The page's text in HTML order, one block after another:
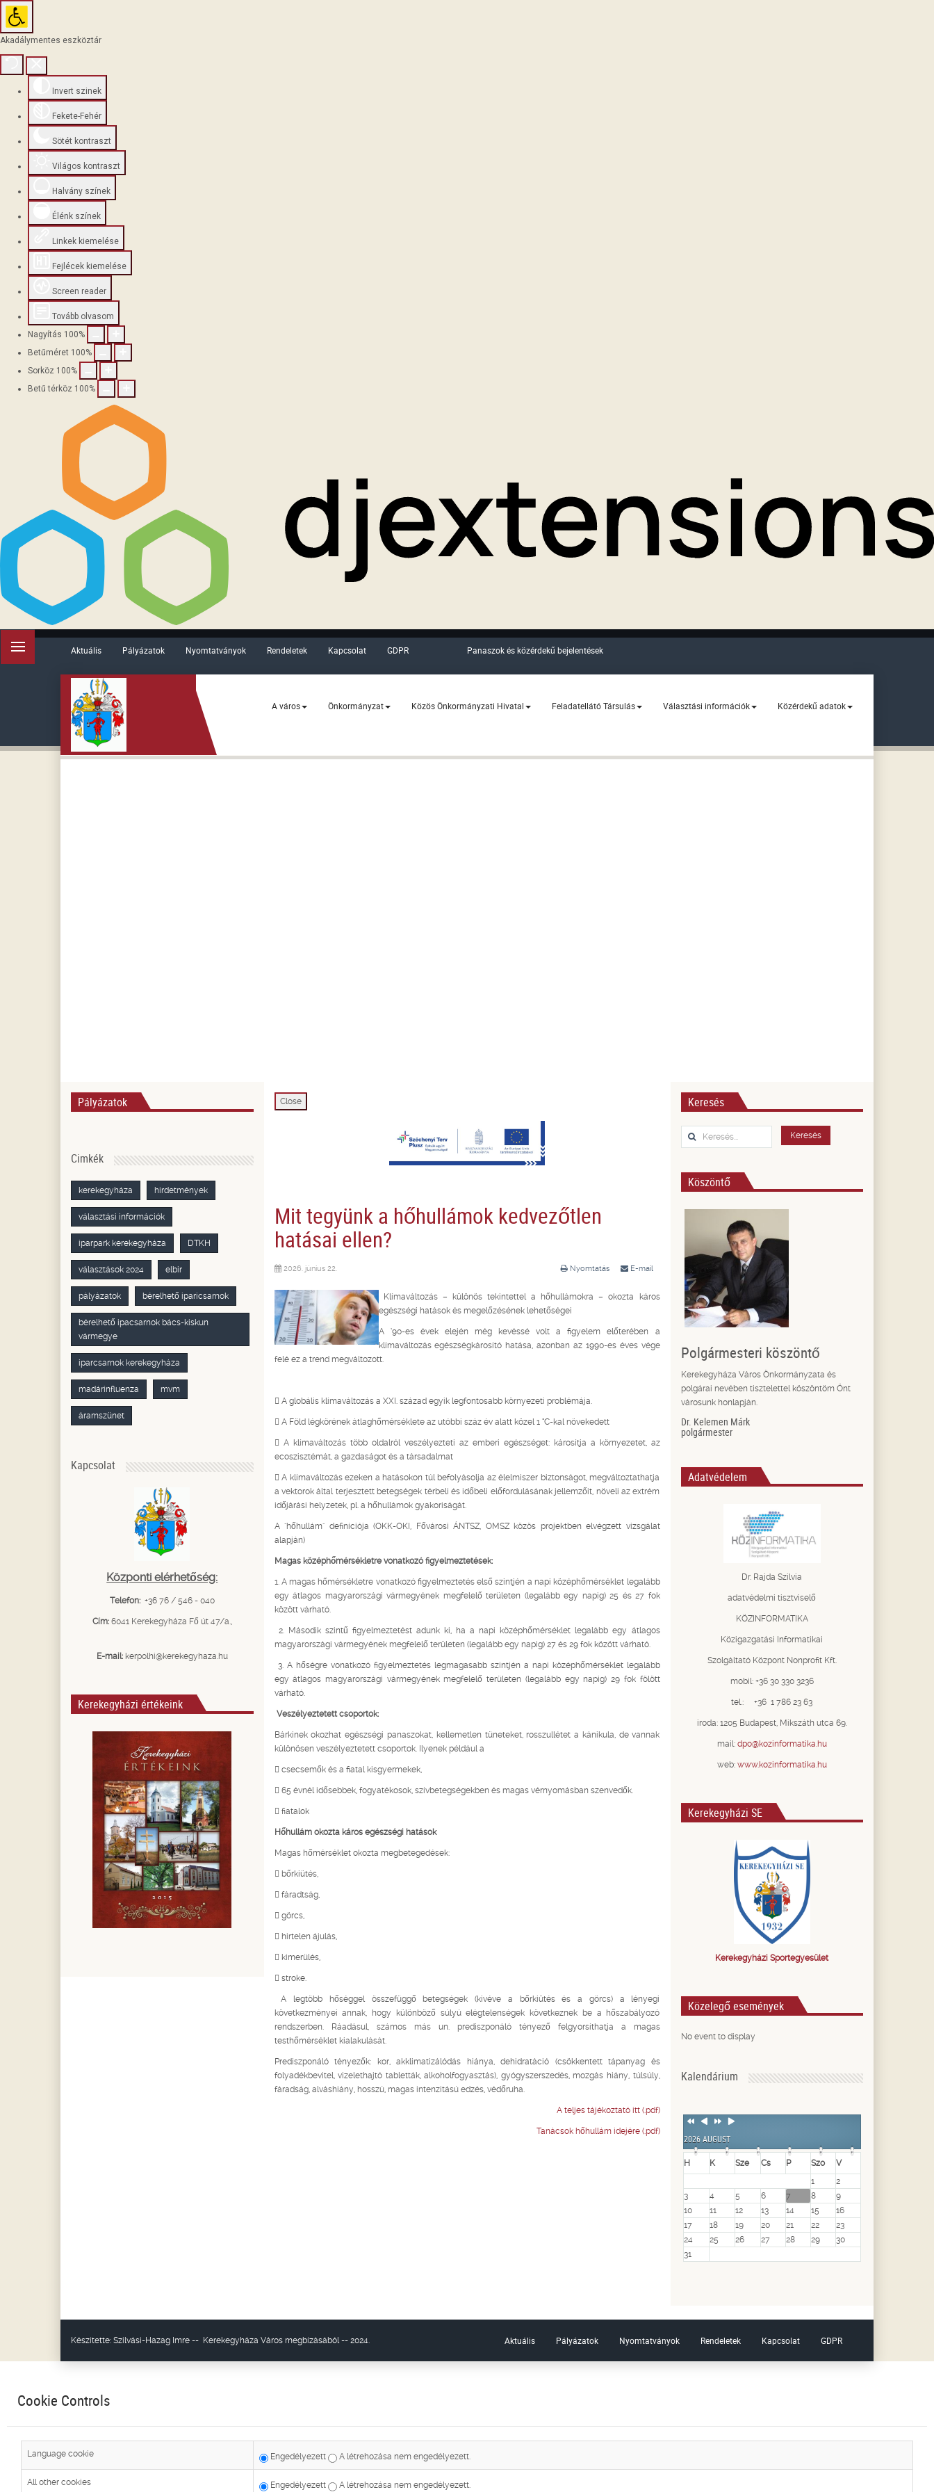
Akadálymentes eszköztár
Invert szinek
Fekete-Fehér
Sötét kontraszt
Világos kontraszt
Halvány színek
Élénk színek
Linkek kiemelése
Fejlécek kiemelése
Screen reader
Tovább olvasom
Nagyítás 100%
Betűméret 100%
Sorköz 100%
Betű térköz 100%
Aktuális Pályázatok Nyomtatványok Rendeletek Kapcsolat GDPR Panaszok és közérdekű bejelentések
A város Önkormányzat Közös Önkormányzati Hivatal Feladatellátó Társulás Választási információk Közérdekű adatok
Close
Mit tegyünk a hőhullámok kedvezőtlen
hatásai ellen?
Nyomtatás E-mail
2026. június 22.
Klímaváltozás – különös tekintettel a hőhullámokra – okozta káros
egészségi hatások és megelőzésének lehetőségei
A ’90-es évek elején még kevéssé volt a figyelem előterében a
klímaváltozás egészségkárosító hatása, azonban az 1990-es éves vége
felé ez a trend megváltozott.
 A globális klímaváltozás a XXI. század egyik legfontosabb környezeti problémája.
 A Föld légkörének átlaghőmérséklete az utóbbi száz év alatt közel 1 °C-kal növekedett
 A klímaváltozás több oldalról veszélyezteti az emberi egészséget: károsítja a környezetet, az
ecoszisztémát, a gazdaságot és a társadalmat
 A klímaváltozás ezeken a hatásokon túl befolyásolja az élelmiszer biztonságot, megváltoztathatja
a vektorok által terjesztett betegségek térbeli és időbeli előfordulásának jellemzőit, növeli az extrém
időjárási helyzetek, pl. a hőhullámok gyakoriságát.
A "hőhullám" definíciója (OKK-OKI, Fővárosi ÁNTSZ, OMSZ közös projektben elvégzett vizsgálat
alapján)
Magas középhőmérsékletre vonatkozó figyelmeztetések:
1. A magas hőmérsékletre vonatkozó figyelmeztetés első szintjén a napi középhőmérséklet legalább
egy átlagos magyarországi vármegyének megfelelő területen (legalább egy napig) 25 és 27 fok
között várható.
2. Második szintű figyelmeztetést adunk ki, ha a napi középhőmérséklet legalább egy átlagos
magyarországi vármegyének megfelelő területen (legalább egy napig) 27 és 29 fok között várható.
3. A hőségre vonatkozó figyelmeztetés legmagasabb szintjén a napi középhőmérséklet legalább
egy átlagos magyarországi vármegyének megfelelő területen (legalább egy napig) 29 fok fölött
várható.
Veszélyeztetett csoportok:
Bárkinek okozhat egészségi panaszokat, kellemetlen tüneteket, rosszullétet a kánikula, de vannak
különösen veszélyeztetett csoportok. Ilyenek például a
 csecsemők és a fiatal kisgyermekek,
 65 évnél idősebbek, fogyatékosok, szívbetegségekben és magas vérnyomásban szenvedők.
 fiatalok
Hőhullám okozta káros egészségi hatások
Magas hőmérséklet okozta megbetegedések:
 bőrkiütés,
 fáradtság,
 görcs,
 hirtelen ájulás,
 kimerülés,
 stroke.
A legtöbb hőséggel összefüggő betegségek (kivéve a bőrkiütés és a görcs) a lényegi
következményei annak, hogy különböző súlyú elégtelenségek következnek be a hőszabályozó
rendszerben. Ráadásul, számos más un. prediszponáló tényező felgyorsíthatja a magas
testhőmérséklet kialakulását.
Prediszponáló tényezők: kor, akklimatizálódás hiánya, dehidratáció (csökkentett tápanyag és
folyadékbevitel, vizelethajtó tabletták, alkoholfogyasztás), gyógyszerszedés, mozgás hiány, túlsúly,
fáradság, alváshiány, hosszú, magas intenzitású edzés, védőruha.
A teljes tájékoztató itt (.pdf)
Tanácsok hőhullám idejére (.pdf)
Pályázatok
Cimkék
kerekegyháza hirdetmények
választási információk
iparpark kerekegyháza DTKH
választások 2024 elbir
pályázatok bérelhető iparicsarnok
bérelhető ipacsarnok bács-kiskun
vármegye
iparcsarnok kerekegyháza
madárinfluenza mvm
áramszünet
Kapcsolat
Központi elérhetőség:
Telefon: +36 76 / 546 - 040
Cím: 6041 Kerekegyháza Fő út 47/a.,
E-mail: kerpolhi@kerekegyhaza.hu
Kerekegyházi értékeink
Keresés
Keresés... Keresés
Köszöntő
Polgármesteri köszöntő
Kerekegyháza Város Önkormányzata és
polgárai nevében tisztelettel köszöntöm Önt
városunk honlapján.
Dr. Kelemen Márk
polgármester
Adatvédelem
Dr. Rajda Szilvia
adatvédelmi tisztviselő
KÖZINFORMATIKA
Közigazgatási Informatikai
Szolgáltató Központ Nonprofit Kft.
mobil: +36 30 330 3236
tel.: +36 1 786 23 63
iroda: 1205 Budapest, Mikszáth utca 69.
mail: dpo@kozinformatika.hu
web: www.kozinformatika.hu
Kerekegyházi SE
Kerekegyházi Sportegyesület
Közelegő események
No event to display
Kalendárium
Previous
Previous
NextNext
2026 AUGUST
H K Sze Cs P Szo
V
1
2
3
4 5 6 7 8
9
10
11 12 13 14 15
16
17
18 19 20 21 22
23
24
25 26 27 28 29
30
31
Készítette: Szilvási-Hazag Imre -- Kerekegyháza Város megbízásából -- 2024. Aktuális Pályázatok Nyomtatványok Rendeletek Kapcsolat GDPR
Cookie Controls
Language cookie Engedélyezett A létrehozása nem engedélyezett.
All other cookies Engedélyezett A létrehozása nem engedélyezett.